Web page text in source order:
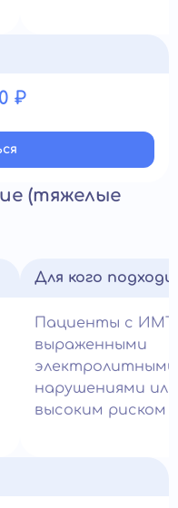
₽
(тяжелые
Для кого
Пациенты с ИМТ
выраженными
электролитными
нарушениями или
высоким риском